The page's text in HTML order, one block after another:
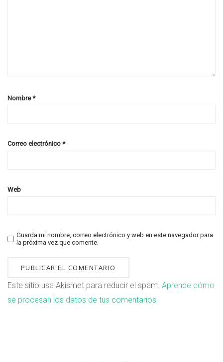
Nombre*
Correo electrónico *
Web
Guarda mi nombre, correo electrónico y web en este navegador para
la próxima vez que comente.
Este sitio usa Akismet para reducir el spam. Aprende cómo
se procesan los datos de tus comentarios.